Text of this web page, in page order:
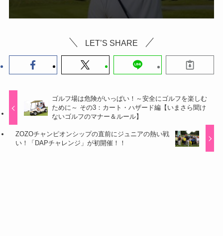
LET’S SHARE
ゴルフ場は危険がいっぱい！～安全にゴルフを楽しむ
ために～ その3：カート・ハザード編【いまさら聞け
ないゴルフのマナー＆ルール】
ZOZOチャンピオンシップの直前にジュニアの熱い戦
い！「DAPチャレンジ」が初開催！！